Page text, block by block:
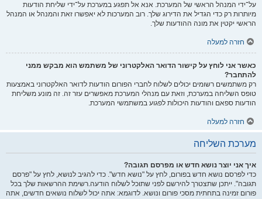
על־ידי המנהל הראשי של המערכת. אנא אל תפגע במערכת על־ידי שליחת הודעות
מיותרות רק כדי הגדיל את הדירוג שלך. רוב המערכות לא יאפשרו זאת והמנהל או המנהל
הראשי יקטין את מונה ההודעות שלך.
חזרה למעלה
כאשר אני לוחץ על קישור הדואר האלקטרוני של משתמש הוא מבקש ממני
להתחבר?
רק משתמשים רשומים יכולים לשלוח לחברי הפורום הודעות לדואר האלקטרוני באמצעות
טופס השליחה במערכת, וזאת עם מנהלי המערכת מאפשרים עזר זה. זה מונע משליחת
הודעות ספאם והודעות היכולות לפגוע במשתמשי המערכת.
חזרה למעלה
מערכת השליחה
איך אני יוצר נושא חדש או מפרסם תגובה?
כדי לפרסם נושא חדש בפורום, לחץ על "נושא חדש". כדי להגיב לנושא, לחץ על "פרסם
תגובה". ייתכן שתצטרך להירשם לפני שתוכל לשלוח הודעה.רשימת ההרשאות שלך בכל
פורום זמינה בתחתית מסכי פורום ונושא. לדוגמא: אתה יכול לשלוח נושאים חדשים, אתה